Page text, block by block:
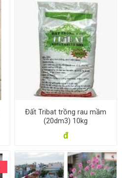
Đất Tribat trồng rau mầm
(20dm3) 10kg
đ